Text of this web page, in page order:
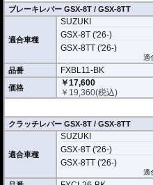
ブレーキレバー GSX-8T / GSX-8TT
適合車種
SUZUKI
GSX-8T ('26-)
GSX-8TT ('26-)
適
品番 FXBL11-BK
価格
￥17,600
￥ 19,360(税込)
クラッチレバー GSX-8T / GSX-8TT
適合車種
SUZUKI
GSX-8T ('26-)
GSX-8TT ('26-)
適